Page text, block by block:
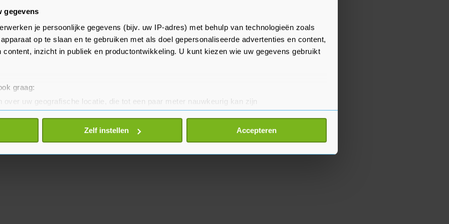
gegevens
je persoonlijke gegevens (bijv. uw IP-adres) met behulp van technologieën zoals
op te slaan en te gebruiken met als doel gepersonaliseerde advertenties en content,
content, inzicht in publiek en productontwikkeling. U kunt kiezen wie uw gegevens gebruikt
graag:
over uw geografische locatie, die tot een paar meter nauwkeurig kan zijn
door het actief te scannen op specifieke eigenschappen (fingerprinting)
gegevens worden verwerkt en stel uw voorkeuren in het
detailgedeelte
of intrekken in de Cookieverklaring.
Zelf instellen Accepteren
maar voelt zich al
fans, mijn medespelers en de
thuis voel. Ik vind de stad leuk